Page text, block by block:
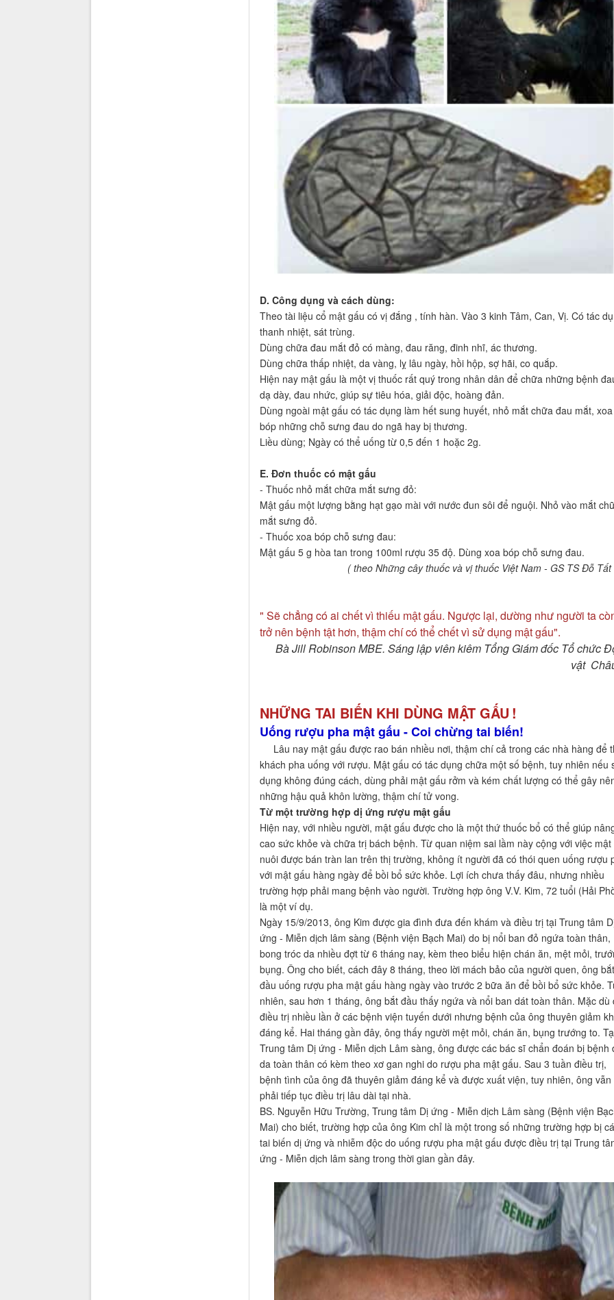
D. Công dụng và cách dùng:
Theo tài liệu cổ mật gấu có vị đắng , tính hàn. Vào 3 kinh Tâm, Can, Vị. Có tác
thanh nhiệt, sát trùng.
Dùng chữa đau mắt đỏ có màng, đau răng, đinh nhĩ, ác thương.
Dùng chữa thấp nhiệt, da vàng, lỵ lâu ngày, hồi hộp, sợ hãi, co quắp.
Hiện nay mật gấu là một vị thuốc rất quý trong nhân dân để chữa những bệnh
dạ dày, đau nhức, giúp sự tiêu hóa, giải độc, hoàng đản.
Dùng ngoài mật gấu có tác dụng làm hết sung huyết, nhỏ mắt chữa đau mắt, xoa
bóp những chỗ sưng đau do ngã hay bị thương.
Liều dùng; Ngày có thể uống từ 0,5 đến 1 hoặc 2g.
E. Đơn thuốc có mật gấu
- Thuốc nhỏ mắt chữa mắt sưng đỏ:
Mật gấu một lượng bằng hạt gạo mài với nước đun sôi để nguội. Nhỏ vào mắt
mắt sưng đỏ.
- Thuốc xoa bóp chỗ sưng đau:
Mật gấu 5 g hòa tan trong 100ml rượu 35 độ. Dùng xoa bóp chỗ sưng đau.
( theo Những cây thuốc và vị thuốc Việt Nam - GS TS Đỗ
" Sẽ chẳng có ai chết vì thiếu mật gấu. Ngược lại, dường như người ta
trở nên bệnh tật hơn, thậm chí có thể chết vì sử dụng mật gấu".
Bà Jill Robinson MBE. Sáng lập viên kiêm Tổng Giám đốc Tổ chức
vật
NHỮNG TAI BIẾN KHI DÙNG MẬT GẤU !
Uống rượu pha mật gấu - Coi chừng tai biến!
Lâu nay mật gấu được rao bán nhiều nơi, thậm chí cả trong các nhà hàng để
khách pha uống với rượu. Mật gấu có tác dụng chữa một số bệnh, tuy nhiên nếu
dụng không đúng cách, dùng phải mật gấu rởm và kém chất lượng có thể gây
những hậu quả khôn lường, thậm chí tử vong.
Từ một trường hợp dị ứng rượu mật gấu
Hiện nay, với nhiều người, mật gấu được cho là một thứ thuốc bổ có thể giúp
cao sức khỏe và chữa trị bách bệnh. Từ quan niệm sai lầm này cộng với việc mật
nuôi được bán tràn lan trên thị trường, không ít người đã có thói quen uống rượu
với mật gấu hàng ngày để bồi bổ sức khỏe. Lợi ích chưa thấy đâu, nhưng nhiều
trường hợp phải mang bệnh vào người. Trường hợp ông V.V. Kim, 72 tuổi (Hải
là một ví dụ.
Ngày 15/9/2013, ông Kim được gia đình đưa đến khám và điều trị tại Trung tâm
ứng - Miễn dịch lâm sàng (Bệnh viện Bạch Mai) do bị nổi ban đỏ ngứa toàn thân,
bong tróc da nhiều đợt từ 6 tháng nay, kèm theo biểu hiện chán ăn, mệt mỏi,
bụng. Ông cho biết, cách đây 8 tháng, theo lời mách bảo của người quen, ông bắt
đầu uống rượu pha mật gấu hàng ngày vào trước 2 bữa ăn để bồi bổ sức khỏe.
nhiên, sau hơn 1 tháng, ông bắt đầu thấy ngứa và nổi ban dát toàn thân. Mặc dù
điều trị nhiều lần ở các bệnh viện tuyến dưới nhưng bệnh của ông thuyên giảm
đáng kể. Hai tháng gần đây, ông thấy người mệt mỏi, chán ăn, bụng trướng to.
Trung tâm Dị ứng - Miễn dịch Lâm sàng, ông được các bác sĩ chẩn đoán bị bệnh
da toàn thân có kèm theo xơ gan nghi do rượu pha mật gấu. Sau 3 tuần điều trị,
bệnh tình của ông đã thuyên giảm đáng kể và được xuất viện, tuy nhiên, ông vẫn
phải tiếp tục điều trị lâu dài tại nhà.
BS. Nguyễn Hữu Trường, Trung tâm Dị ứng - Miễn dịch Lâm sàng (Bệnh viện
Mai) cho biết, trường hợp của ông Kim chỉ là một trong số những trường hợp bị
tai biến dị ứng và nhiễm độc do uống rượu pha mật gấu được điều trị tại Trung
ứng - Miễn dịch lâm sàng trong thời gian gần đây.